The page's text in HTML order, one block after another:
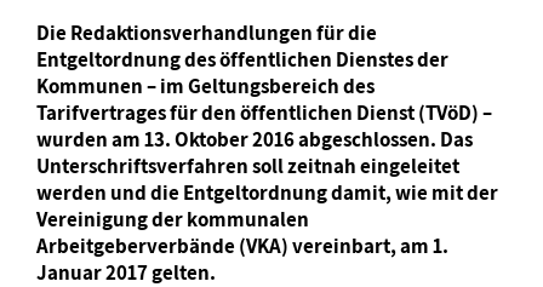
Die Redaktionsverhandlungen für die
Entgeltordnung des öffentlichen Dienstes der
Kommunen – im Geltungsbereich des
Tarifvertrages für den öffentlichen Dienst (TVöD) –
wurden am 13. Oktober 2016 abgeschlossen. Das
Unterschriftsverfahren soll zeitnah eingeleitet
werden und die Entgeltordnung damit, wie mit der
Vereinigung der kommunalen
Arbeitgeberverbände (VKA) vereinbart, am 1.
Januar 2017 gelten.